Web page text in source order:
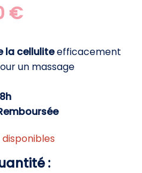
€Le
actuel
est :
44,90 €.
la celluliteefficacement
un massage
disponibles
: